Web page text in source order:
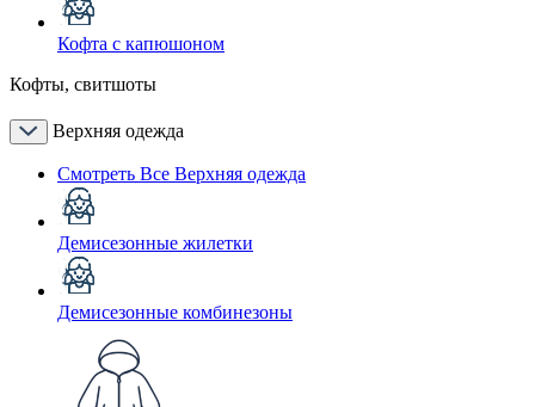
Кофта с капюшоном
Кофты, свитшоты
Верхняя одежда
Смотреть Все Верхняя одежда
Демисезонные жилетки
Демисезонные комбинезоны